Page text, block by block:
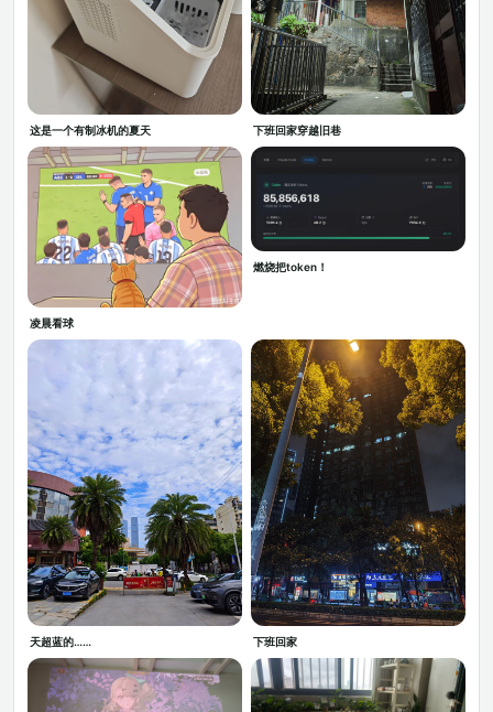
这是一个有制冰机的夏天 下班回家穿越旧巷
凌晨看球
燃烧把token！
天超蓝的…… 下班回家